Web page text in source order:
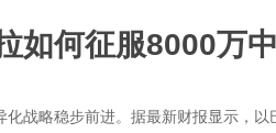
华彩启幕
如何征服8000万
战略稳步前进。据最新财报显示，